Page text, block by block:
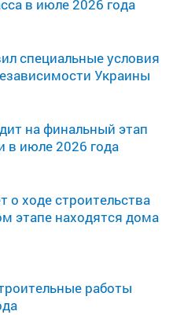
в июле 2026 года
специальные условия
Украины
на финальный этап
в июле 2026 года
о ходе строительства
этапе находятся дома
работы